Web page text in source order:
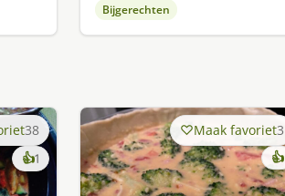
Bijgerechten
38
👍1 keer
lekker
gevonden
Maak favoriet3
👍